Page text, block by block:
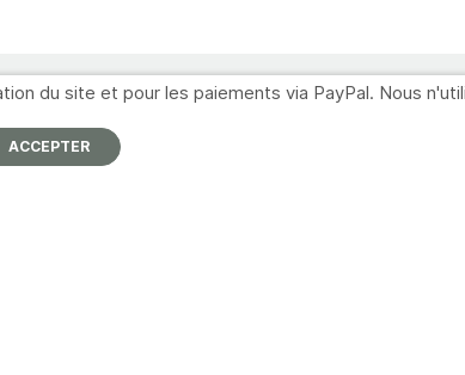
du site et pour les paiements via PayPal. Nous
ACCEPTER
Navigation